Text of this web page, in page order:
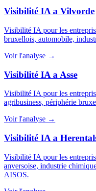
Visibilité IA a Vilvorde
Visibilité IA pour les
bruxellois, automobile,
Voir l'analyse →
Visibilité IA a Asse
Visibilité IA pour les
agribusiness, périphérie
Voir l'analyse →
Visibilité IA a
Visibilité IA pour les
anversoise, industrie
AISOS.